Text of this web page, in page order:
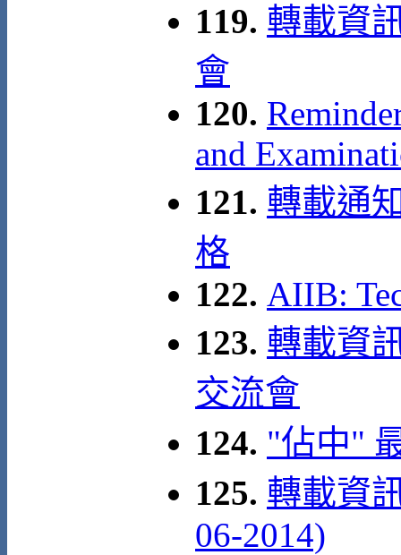
119. 轉載資
會
120.
and
121. 轉載通
格
122. AIIB:
123. 轉載資
交流會
124. "佔中"
125. 轉載資
06-2014)